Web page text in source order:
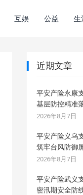
互娱 公益 生
近期文章
平安产险永康
基层防控精准
2026年8月7日
平安产险义乌
筑牢台风防御
2026年8月7日
平安产险武义
密汛期安全防